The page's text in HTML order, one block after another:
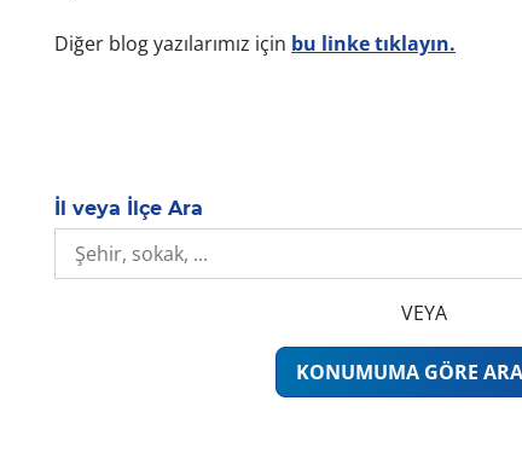
Diğer blog yazılarımız için bu linke tıklayın.
İl veya İlçe Ara
VEYA
KONUMUMA GÖRE ARA